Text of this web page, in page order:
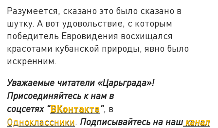
Разумеется, сказано это было сказано в
шутку. А вот удовольствие, с которым
победитель Евровидения восхищался
красотами кубанской природы, явно было
искренним.
Уважаемые читатели «Царьграда»!
Присоединяйтесь к нам в
соцсетях "ВКонтакте", в
Одноклассники. Подписывайтесь на нашканал